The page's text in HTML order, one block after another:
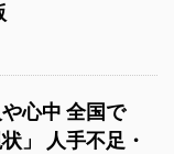
心中 全国で
」 人手不足・